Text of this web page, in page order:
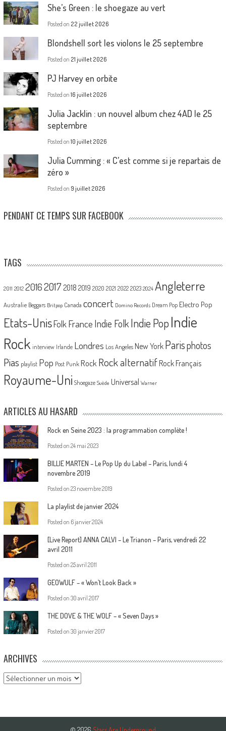
She’s Green : le shoegaze au vert
Posted on 22 juillet 2026
Blondshell sort les violons le 25 septembre
Posted on 21 juillet 2026
PJ Harvey en orbite
Posted on 16 juillet 2026
Julia Jacklin : un nouvel album chez 4AD le 25
septembre
Posted on 10 juillet 2026
Julia Cumming : « C’est comme si je repartais de
zéro »
Posted on 9 juillet 2026
PENDANT CE TEMPS SUR FACEBOOK
TAGS
2011 2012 20162017 2018 2019 2020 2021 2022 2023 2024 Angleterre
Australie Beggars Britpop Canada concert Domino Records Dream Pop Electro Pop
Etats-UnisFolk France Indie Folk Indie PopIndie
Rock interview Irlande Londres Los Angeles New York Parisphotos
Pias playlist Pop Post Punk Rock Rock alternatif Rock Français
Royaume-Uni Shoegaze Suède Universal Warner
ARTICLES AU HASARD
Rock en Seine 2023 : la programmation complète !
Posted on 24 mai 2023
BILLIE MARTEN – Le Pop Up du Label – Paris, lundi 4
novembre 2019
Posted on 23 novembre 2019
La playlist de janvier 2024
Posted on 6 janvier 2024
[Live Report] ANNA CALVI – Le Trianon – Paris, vendredi 22
avril 2011
Posted on 25 avril 2011
GEOWULF – « Won’t Look Back »
Posted on 30 avril 2017
THE DOVE & THE WOLF – « Seven Days »
Posted on 30 janvier 2017
ARCHIVES
Archives